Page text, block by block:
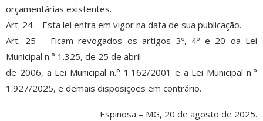
orçamentárias existentes.
Art. 24 – Esta lei entra em vigor na data de sua publicação.
Art. 25 – Ficam revogados os artigos 3º, 4º e 20 da Lei
Municipal n.° 1.325, de 25 de abril
de 2006, a Lei Municipal n.° 1.162/2001 e a Lei Municipal n.°
1.927/2025, e demais disposições em contrário.
Espinosa – MG, 20 de agosto de 2025.